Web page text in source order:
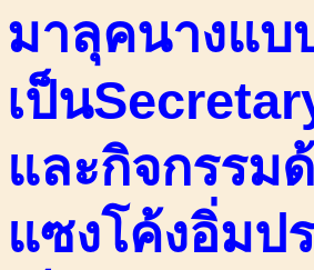
มาลุคนางแบ
เป็น
และกิจกรรม
แซงโค้งอิ่มป